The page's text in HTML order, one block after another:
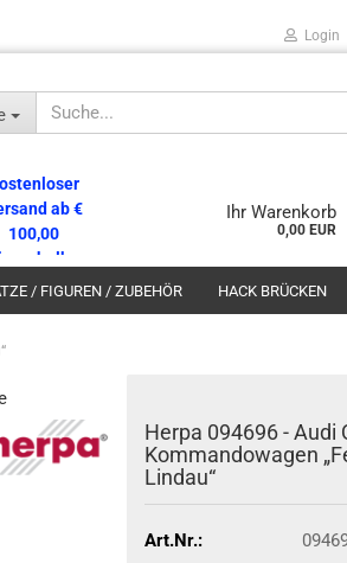
Login
ab €
100,00
Ihr Warenkorb
0,00 EUR
/ FIGUREN / ZUBEHÖR HACK BRÜCKEN
Herpa 094696 - Audi
Kommandowagen
Lindau“
Art.Nr.: